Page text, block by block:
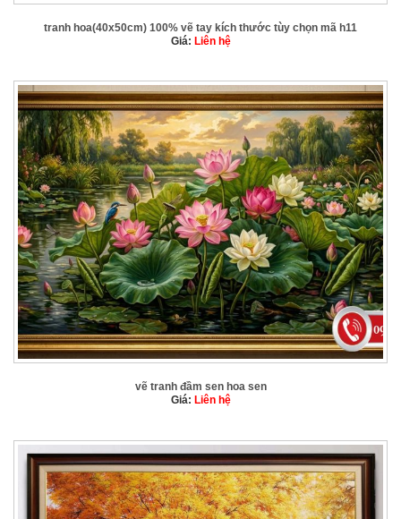
tranh hoa(40x50cm) 100% vẽ tay kích thước tùy chọn mã h11
Giá: Liên hệ
vẽ tranh đầm sen hoa sen
Giá: Liên hệ